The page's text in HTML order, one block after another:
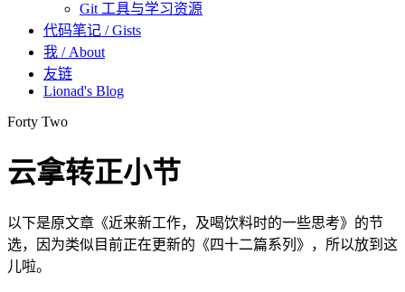
Git 工具与学习资源
代码笔记 / Gists
我 / About
友链
Lionad's Blog
Forty Two
云拿转正小节
以下是原文章《近来新工作，及喝饮料时的一些思考》的节
选，因为类似目前正在更新的《四十二篇系列》，所以放到这
儿啦。